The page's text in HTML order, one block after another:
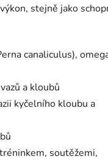
stejně jako
canaliculus),
a kloubů
kyčelního kloubu a
soutěžemi,